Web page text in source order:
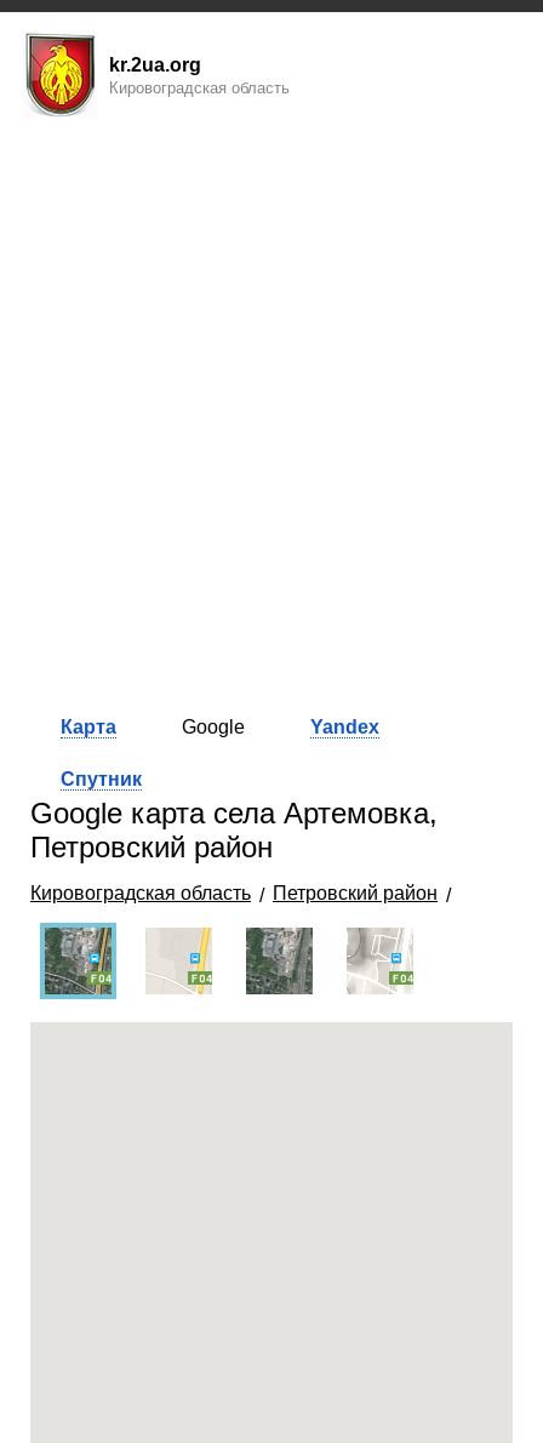
kr.2ua.org
Кировоградская область
Карта Google Yandex
Спутник
Google карта села Артемовка,
Петровский район
Кировоградская область Петровский район